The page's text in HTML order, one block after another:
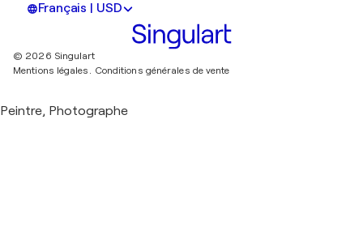
Français | USD
© 2026 Singulart
Mentions légales. Conditions générales de vente
Peintre, Photographe